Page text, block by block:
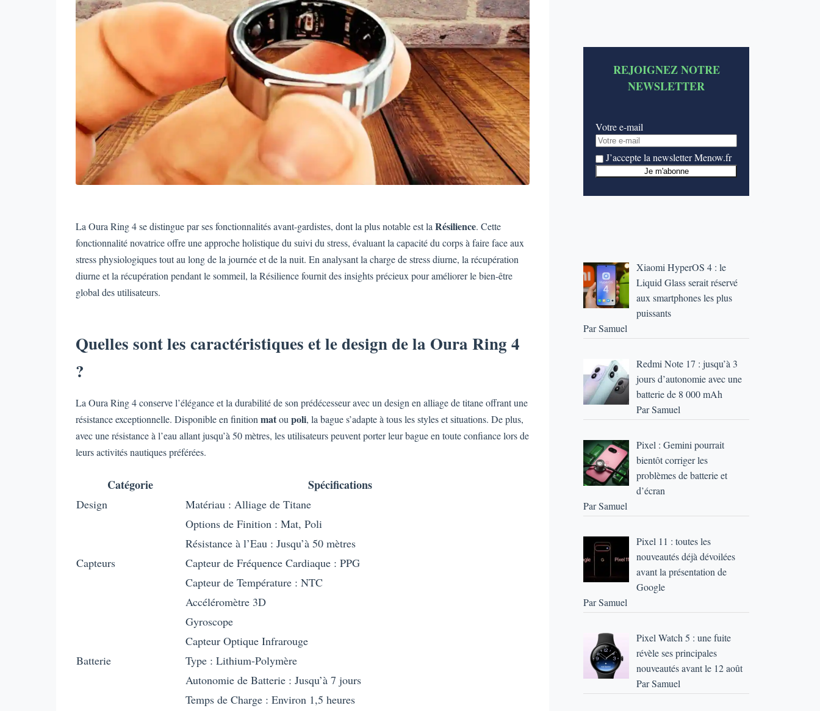
La Oura Ring 4 se distingue par ses fonctionnalités avant-gardistes, dont la plus notable est laRésilience. Cette
fonctionnalité novatrice offre une approche holistique du suivi du stress, évaluant la capacité du corps à faire face aux
stress physiologiques tout au long de la journée et de la nuit. En analysant la charge de stress diurne, la récupération
diurne et la récupération pendant le sommeil, la Résilience fournit des insights précieux pour améliorer le bien-être
global des utilisateurs.
Quelles sont les caractéristiques et le design de la Oura Ring 4
?
La Oura Ring 4 conserve l’élégance et la durabilité de son prédécesseur avec un design en alliage de titane offrant une
résistance exceptionnelle. Disponible en finitionmatoupoli, la bague s’adapte à tous les styles et situations. De plus,
avec une résistance à l’eau allant jusqu’à 50 mètres, les utilisateurs peuvent porter leur bague en toute confiance lors de
leurs activités nautiques préférées.
Catégorie Spécifications
Design
Matériau : Alliage de Titane
Options de Finition : Mat, Poli
Résistance à l’Eau : Jusqu’à 50 mètres
Capteurs
Capteur de Fréquence Cardiaque : PPG
Capteur de Température : NTC
Accéléromètre 3D
Gyroscope
Capteur Optique Infrarouge
Batterie
Type : Lithium-Polymère
Autonomie de Batterie : Jusqu’à 7 jours
Temps de Charge : Environ 1,5 heures
REJOIGNEZ NOTRE
NEWSLETTER
Votre e-mail
J’accepte la newsletter Menow.fr
Xiaomi HyperOS 4 : le
Liquid Glass serait réservé
aux smartphones les plus
puissants
Par Samuel
Redmi Note 17 : jusqu’à 3
jours d’autonomie avec une
batterie de 8 000 mAh
Par Samuel
Pixel : Gemini pourrait
bientôt corriger les
problèmes de batterie et
d’écran
Par Samuel
Pixel 11 : toutes les
nouveautés déjà dévoilées
avant la présentation de
Google
Par Samuel
Pixel Watch 5 : une fuite
révèle ses principales
nouveautés avant le 12 août
Par Samuel